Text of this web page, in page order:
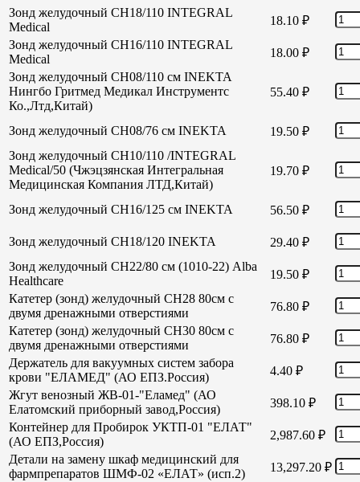
Зонд желудочный СН18/110 INTEGRAL
Medical
18.10 ₽
Зонд желудочный СН16/110 INTEGRAL
Medical
18.00 ₽
Зонд желудочный СН08/110 см INEKTA
Нингбо Гритмед Медикал Инструментс
Ко.,Лтд,Китай)
55.40 ₽
Зонд желудочный СН08/76 см INEKTA 19.50 ₽
Зонд желудочный СН10/110 /INTEGRAL
Medical/50 (Чжэцзянская Интегральная
Медицинская Компания ЛТД,Китай)
19.70 ₽
Зонд желудочный СН16/125 см INEKTA 56.50 ₽
Зонд желудочный СН18/120 INEKTA 29.40 ₽
Зонд желудочный СН22/80 см (1010-22) Alba
Healthcare
19.50 ₽
Катетер (зонд) желудочный СН28 80см с
двумя дренажными отверстиями
76.80 ₽
Катетер (зонд) желудочный СН30 80см с
двумя дренажными отверстиями
76.80 ₽
Держатель для вакуумных систем забора
крови "ЕЛАМЕД" (АО ЕПЗ.Россия)
4.40 ₽
Жгут венозный ЖВ-01-"Еламед" (АО
Елатомский приборный завод,Россия)
398.10 ₽
Контейнер для Пробирок УКТП-01 "ЕЛАТ"
(АО ЕПЗ,Россия)
2,987.60 ₽
Детали на замену шкаф медицинский для
фармпрепаратов ШМФ-02 «ЕЛАТ» (исп.2)
13,297.20 ₽